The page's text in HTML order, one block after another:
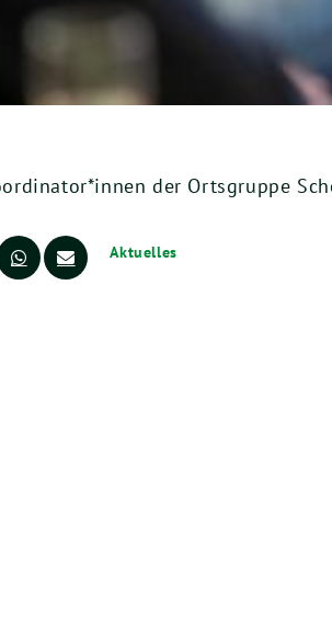
der Ortsgruppe
Aktuelles